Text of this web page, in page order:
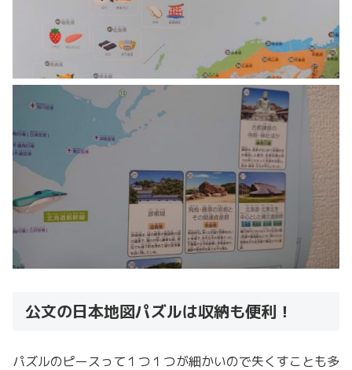
公文の日本地図パズルは収納も便利！
パズルのピースって１つ１つが細かいので失くすことも多